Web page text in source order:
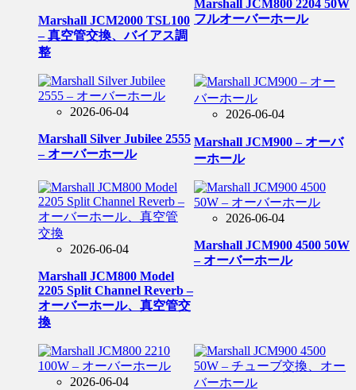
Marshall JCM2000 TSL100
– 真空管交換、バイアス調
整
Marshall JCM800 2204 50W
フルオーバーホール
2026-06-04
Marshall Silver Jubilee 2555
– オーバーホール
2026-06-04
Marshall JCM900 – オーバ
ーホール
2026-06-04
Marshall JCM800 Model
2205 Split Channel Reverb –
オーバーホール、真空管交
換
2026-06-04
Marshall JCM900 4500 50W
– オーバーホール
2026-06-04